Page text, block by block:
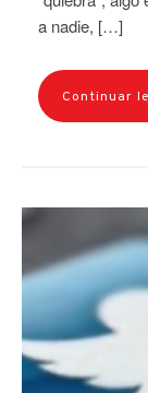
a nadie, […]
Continuar